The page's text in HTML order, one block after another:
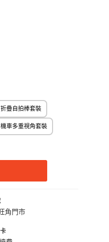
疊自拍棒套裝
機車多重視角套裝
餐 的數量
運動相機標準套餐 的數量
角門市